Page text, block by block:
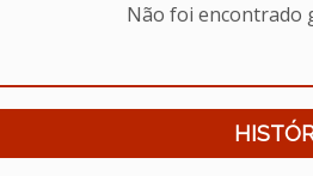
Não foi encontrado